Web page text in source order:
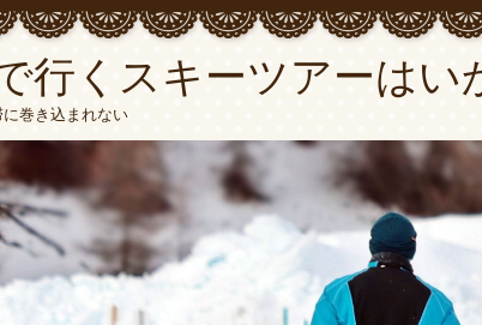
行くスキーツアーはい
巻き込まれない